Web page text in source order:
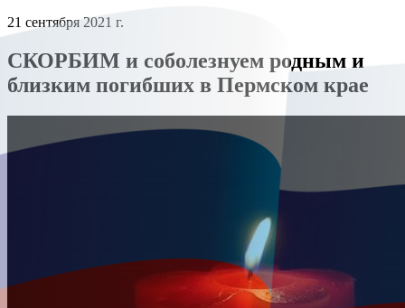
21 сентября 2021 г.
СКОРБИМ и соболезнуем родным и
близким погибших в Пермском крае